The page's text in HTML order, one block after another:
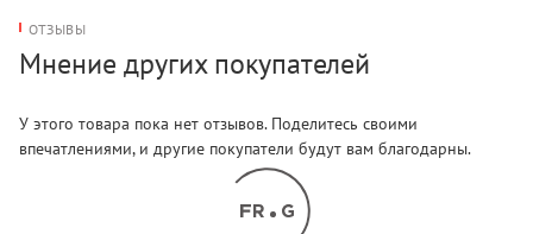
ОТЗЫВЫ
Мнение других покупателей
У этого товара пока нет отзывов. Поделитесь своими
впечатлениями, и другие покупатели будут вам благодарны.